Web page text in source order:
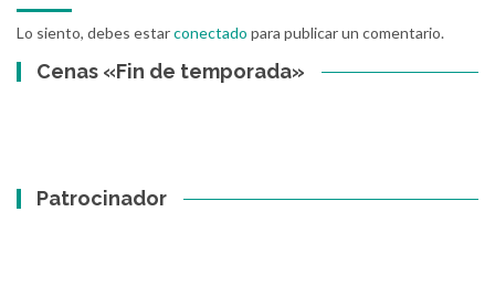
Lo siento, debes estarconectado para publicar un comentario.
Cenas «Fin de temporada»
Patrocinador